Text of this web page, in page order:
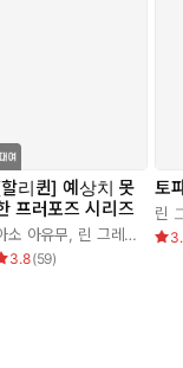
를 수 있다는 것을
수도 있었다. 하지
신호를 주고 싶지
데, 전 오늘 당신과
들여다보았다. 이
리퀸] 예상치 못
프러포즈 시리즈
소 아유무, 린 그레이엄
3.8(59)
토
린